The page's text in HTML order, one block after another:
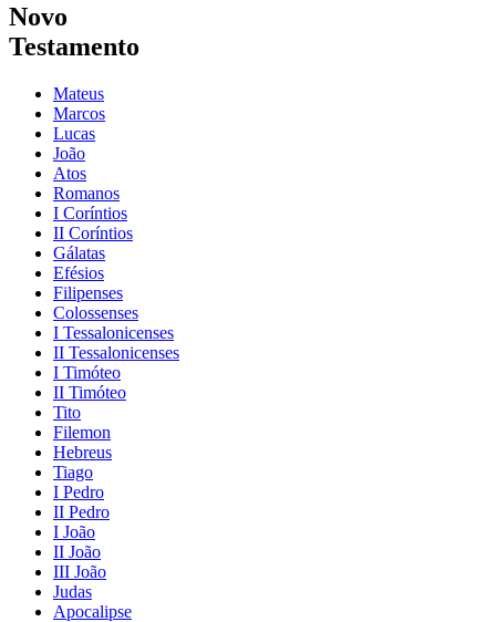
Novo
Testamento
Mateus
Marcos
Lucas
João
Atos
Romanos
I Coríntios
II Coríntios
Gálatas
Efésios
Filipenses
Colossenses
I Tessalonicenses
II Tessalonicenses
I Timóteo
II Timóteo
Tito
Filemon
Hebreus
Tiago
I Pedro
II Pedro
I João
II João
III João
Judas
Apocalipse